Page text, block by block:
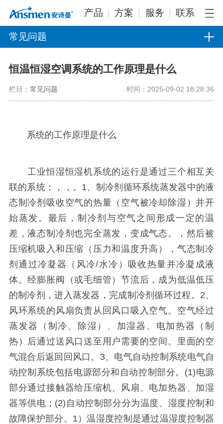
产品 方案 服务 联系
常见问题
恒温恒湿空调系统的工作原理是什么
栏目： 常见问题 时间：2025-09-02 18:28:36
系统的工作原理是什么
工业恒湿恒湿机系统的运行是通过三个相互关
联的系统：，，。1、制冷剂循环系统蒸发器中的液
态制冷剂吸收空气的热量（空气被冷却除湿）并开
始蒸发。最后，制冷剂与空气之间形成一定的温
差，液态制冷剂也完全蒸发，变成气态。，然后被
压缩机吸入和压缩（压力和温度升高），气态制冷
剂通过冷凝器（风冷/水冷）吸收热量并冷凝成液
体。经膨胀阀（或毛细管）节流后，成为低温低压
的制冷剂，进入蒸发器，完成制冷剂循环过程。2、
风环系统的风扇负责从回风口吸入空气。空气经过
蒸发器（制冷、除湿）、加湿器、电加热器（制
热）后通过送风口送至用户需要的空间。里面的空
气混合后返回回风口。3、电气自动控制系统电气自
动控制系统包括电源部分和自动控制部分。(1)电源
部分通过接触器给压缩机、风扇、电加热器、加湿
器等供电；(2)自动控制部分分为温度、湿度控制和
故障保护部分。1）温湿度控制是通过温湿度控制器